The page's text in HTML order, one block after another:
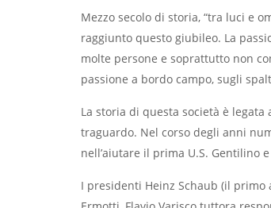
Mezzo secolo di storia, “tra luci e
raggiunto questo giubileo. La
molte persone e soprattutto non
passione a bordo campo, sugli
La storia di questa società è
traguardo. Nel corso degli anni
nell’aiutare il prima U.S. Gentilino
I presidenti Heinz Schaub (il primo